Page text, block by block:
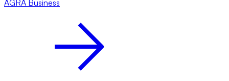
AGRA Business